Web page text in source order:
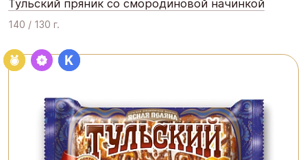
Тульский пряник со смородиновой начинкой
140 / 130 г.